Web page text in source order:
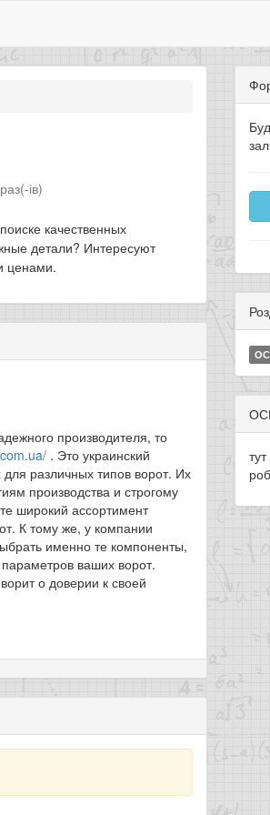
ів)
качественных
детали? Интересуют
ценами.
производителя, то
. Это украинский
различных типов ворот. Их
производства и строгому
широкий ассортимент
К тому же, у компании
именно те компоненты,
ваших ворот.
о доверии к своей